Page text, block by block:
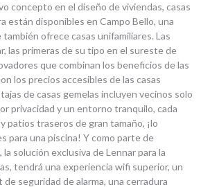
concepto en el diseño de viviendas, casas
están disponibles en Campo Bello, una
ofrece casas unifamiliares. Las
las primeras de su tipo en el sureste de
que combinan los beneficios de las
los precios accesibles de las casas
de casas gemelas incluyen vecinos solo
privacidad y un entorno tranquilo, cada
patios traseros de gran tamaño, ¡lo
para una piscina! Y como parte de
solución exclusiva de Lennar para la
tendrá una experiencia wifi superior, un
seguridad de alarma, una cerradura